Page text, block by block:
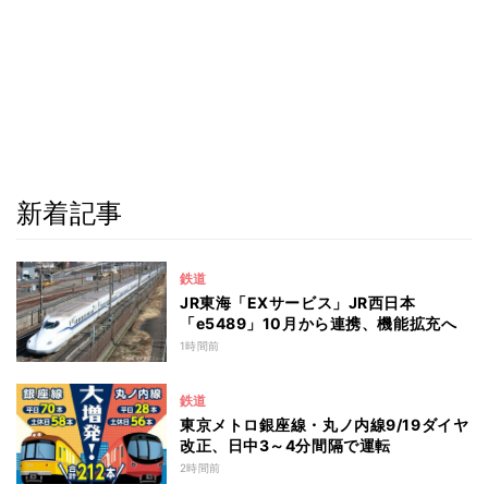
新着記事
鉄道
JR東海「EXサービス」JR西日本
「e5489」10月から連携、機能拡充へ
1時間前
鉄道
東京メトロ銀座線・丸ノ内線9/19ダイヤ
改正、日中3～4分間隔で運転
2時間前